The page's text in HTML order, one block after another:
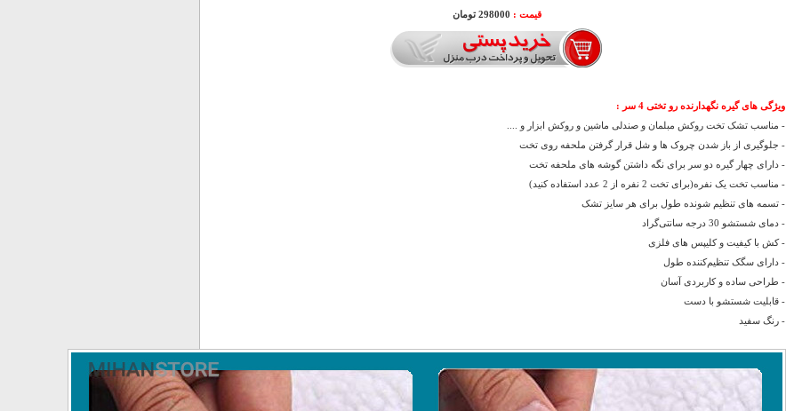
قیمت : 298000 تومان
ویژگی های گیره نگهدارنده رو تختی 4 سر
:
- مناسب تشک تخت روکش مبلمان و صندلی ماشین و روکش ابزار و ....
- جلوگیری از باز شدن چروک ها و شل قرار گرفتن ملحفه روی تخت
- دارای چهار گیره دو سر برای نگه داشتن گوشه های ملحفه تخت
- مناسب تخت یک نفره(برای تخت 2 نفره از 2 عدد استفاده کنید)
- تسمه های تنظیم شونده طول برای هر سایز تشک
- دمای شستشو 30 درجه سانتی‌گراد
- کش با کیفیت و کلیپس های فلزی
- دارای سگک تنظیم‌کننده طول
- طراحی ساده و کاربردی آسان
- قابلیت شستشو با دست
- رنگ سفید